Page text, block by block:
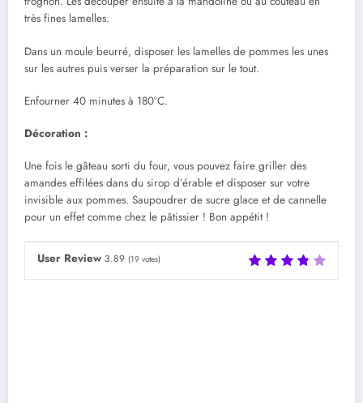
très fines lamelles.
Dans un moule beurré, disposer les lamelles de pommes les unes
sur les autres puis verser la préparation sur le tout.
Enfourner 40 minutes à 180°C.
Décoration :
Une fois le gâteau sorti du four, vous pouvez faire griller des
amandes effilées dans du sirop d’érable et disposer sur votre
invisible aux pommes. Saupoudrer de sucre glace et de cannelle
pour un effet comme chez le pâtissier ! Bon appétit !
User Review 3.89 (19 votes)